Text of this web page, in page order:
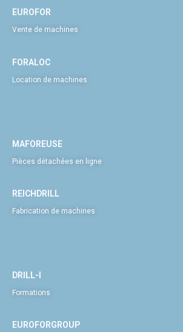
EUROFOR
Vente de machines
FORALOC
Location de machines
MAFOREUSE
Pièces détachées en ligne
REICHDRILL
Fabrication de machines
DRILL-I
Formations
EUROFORGROUP